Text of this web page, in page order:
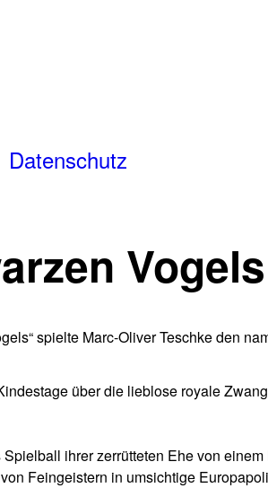
Datenschutz
Vogels
spielte Marc-Oliver Teschke den
über die lieblose royale
ihrer zerrütteten Ehe von einem
Feingeistern in umsichtige